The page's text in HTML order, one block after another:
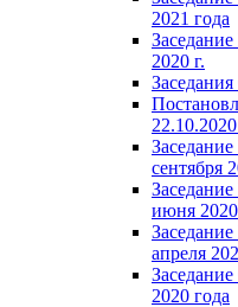
2021 года
2020 г.
22.10.2020
сентября
июня 2020
апреля
2020 года